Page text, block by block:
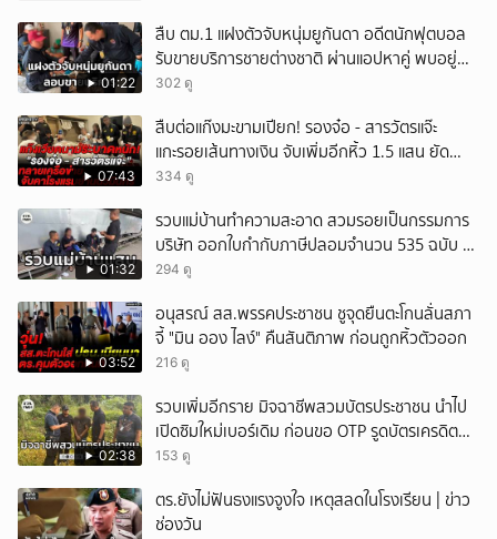
01:22
สืบ ตม.1 แฝงตัวจับหนุ่มยูกันดา อดีตนักฟุตบอล
รับขายบริการชายต่างชาติ ผ่านแอปหาคู่ พบอยู่
เกินกำหนดอนุญาต
302 ดู
07:43
สืบต่อแก๊งมะขามเปียก! รองจ๋อ - สารวัตรแจ๊ะ
แกะรอยเส้นทางเงิน จับเพิ่มอีกหิ้ว 1.5 แสน ยัด
สินบน
334 ดู
01:32
รวบแม่บ้านทำความสะอาด สวมรอยเป็นกรรมการ
บริษัท ออกใบกำกับภาษีปลอมจำนวน 535 ฉบับ รัฐ
เสียหายกว่า 129 ล้านบาท
294 ดู
03:52
อนุสรณ์ สส.พรรคประชาชน ชูจุดยืนตะโกนลั่นสภา
จี้ "มิน ออง ไลง์" คืนสันติภาพ ก่อนถูกหิ้วตัวออก
216 ดู
02:38
รวบเพิ่มอีกราย มิจฉาชีพสวมบัตรประชาชน นำไป
เปิดซิมใหม่เบอร์เดิม ก่อนขอ OTP รูดบัตรเครดิตผู้
เสียหาย
153 ดู
ตร.ยังไม่ฟันธงแรงจูงใจ เหตุสลดในโรงเรียน | ข่าว
ช่องวัน